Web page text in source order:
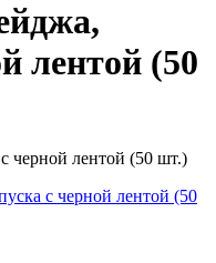
лентой (50